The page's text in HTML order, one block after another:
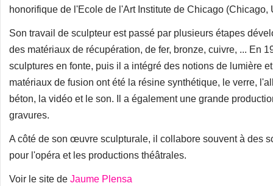
honorifique de l'Ecole de l'Art Institute de Chicago (Chicago,
Son travail de sculpteur est passé par plusieurs étapes
des matériaux de récupération, de fer, bronze, cuivre, ... En
sculptures en fonte, puis il a intégré des notions de lumière
matériaux de fusion ont été la résine synthétique, le verre,
béton, la vidéo et le son. Il a également une grande
gravures.
A côté de son œuvre sculpturale, il collabore souvent à des
pour l'opéra et les productions théâtrales.
Voir le site de Jaume Plensa